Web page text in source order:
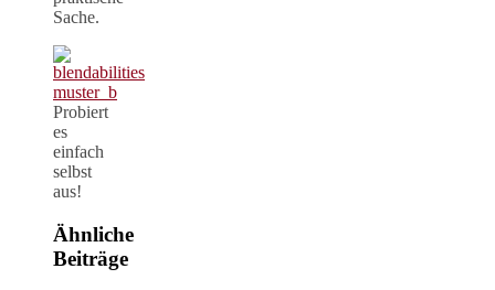
Sache.
Probiert
es
einfach
selbst
aus!
Ähnliche
Beiträge